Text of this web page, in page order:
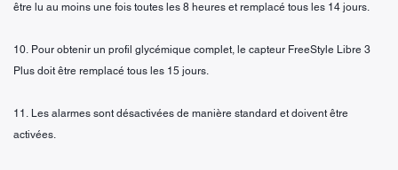
être lu au moins une fois toutes les 8 heures et remplacé tous les 14 jours.
10. Pour obtenir un profil glycémique complet, le capteur FreeStyle Libre 3
Plus doit être remplacé tous les 15 jours.
11. Les alarmes sont désactivées de manière standard et doivent être
activées.